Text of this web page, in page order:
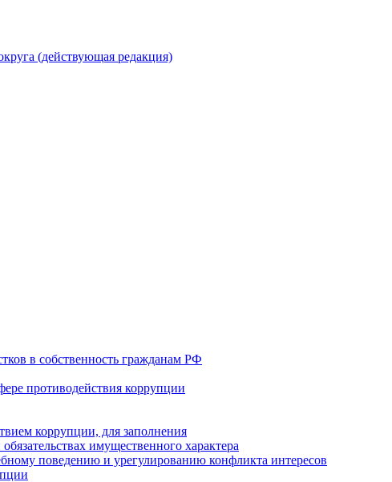
(действующая редакция)
в собственность гражданам РФ
противодействия коррупции
коррупции, для заполнения
имущественного характера
поведению и урегулированию конфликта интересов